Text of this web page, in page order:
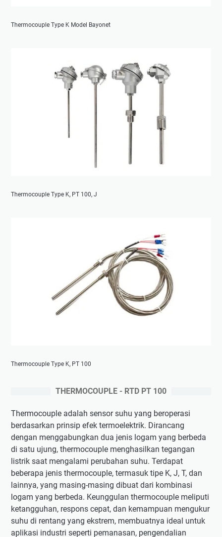
Thermocouple Type K Model Bayonet
Thermocouple Type K, PT 100, J
Thermocouple Type K, PT 100
THERMOCOUPLE - RTD PT 100
Thermocouple adalah sensor suhu yang beroperasi
berdasarkan prinsip efek termoelektrik. Dirancang
dengan menggabungkan dua jenis logam yang berbeda
di satu ujung, thermocouple menghasilkan tegangan
listrik saat mengalami perubahan suhu. Terdapat
beberapa jenis thermocouple, termasuk tipe K, J, T, dan
lainnya, yang masing-masing dibuat dari kombinasi
logam yang berbeda. Keunggulan thermocouple meliputi
ketangguhan, respons cepat, dan kemampuan mengukur
suhu di rentang yang ekstrem, membuatnya ideal untuk
aplikasi industri seperti pemanasan, pengendalian